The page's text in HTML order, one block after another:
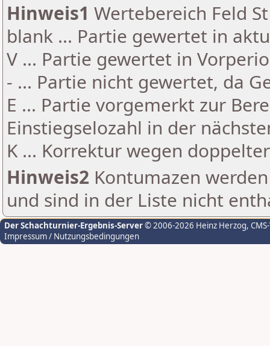
Hinweis1 Wertebereich Feld
blank ... Partie gewertet in
V ... Partie gewertet in
- ... Partie nicht gewertet, da
E ... Partie vorgemerkt zur
Einstiegselozahl in der
K ... Korrektur wegen
Hinweis2 Kontumazen
und sind in der Liste nicht
Der Schachturnier-Ergebnis-Server© 2006-2026 Heinz Herzog,
Impressum / Nutzungsbedingungen